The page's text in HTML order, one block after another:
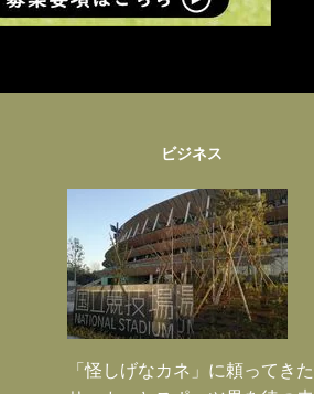
ビジネス
「怪しげなカネ」に頼ってきた